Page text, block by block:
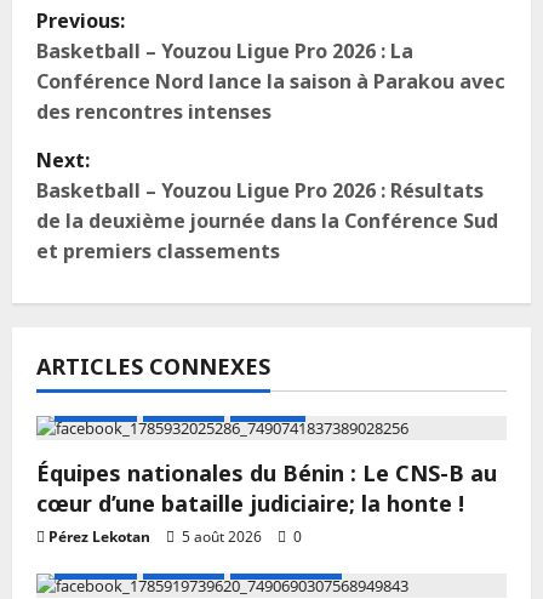
Previous:
Basketball – Youzou Ligue Pro 2026 : La
Conférence Nord lance la saison à Parakou avec
des rencontres intenses
Next:
Basketball – Youzou Ligue Pro 2026 : Résultats
de la deuxième journée dans la Conférence Sud
et premiers classements
ARTICLES CONNEXES
Équipes nationales du Bénin : Le CNS-B au
cœur d’une bataille judiciaire; la honte !
Pérez Lekotan 5 août 2026
0